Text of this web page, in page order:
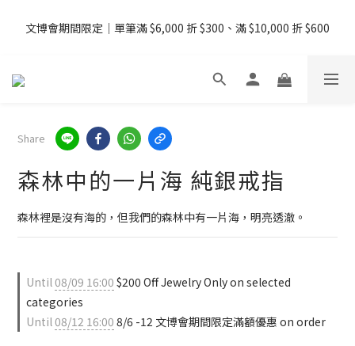
免運
文博會期間限定｜單筆滿 $6,000 折 $300、滿 $10,000 折 $600
08/07 - 09  台灣下單即免運 ・港澳滿 USD99、新加坡滿 USD199
Share
森林中的一片海 純銀戒指
森林裡是沒有海的，但我們的森林中有一片海，明亮透澈。
Until08/09 16:00 $200 Off Jewelry Only on selected
categories
Until08/12 16:00 8/6 -12 文博會期間限定滿額優惠 on order